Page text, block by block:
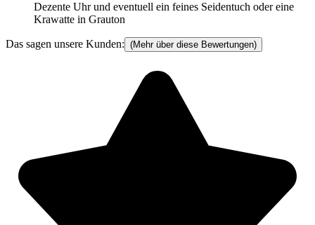
Dezente Uhr und eventuell ein feines Seidentuch oder eine
Krawatte in Grauton
Das sagen unsere Kunden: (Mehr über diese Bewertungen)